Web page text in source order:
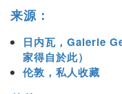
来源：
日内瓦，Galerie
家得自於此）
伦敦，私人收藏